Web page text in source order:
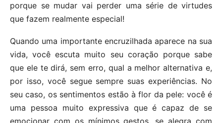
porque se mudar vai perder uma série de virtudes
que fazem realmente especial!
Quando uma importante encruzilhada aparece na sua
vida, você escuta muito seu coração porque sabe
que ele te dirá, sem erro, qual a melhor alternativa e,
por isso, você segue sempre suas experiências. No
seu caso, os sentimentos estão à flor da pele: você é
uma pessoa muito expressiva que é capaz de se